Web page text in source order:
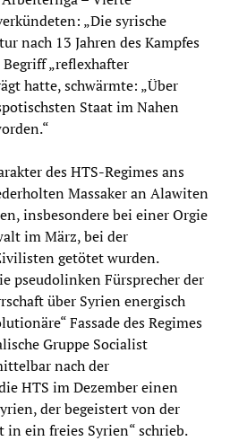
„Die syrische
nach 13 Jahren des Kampfes
Begriff „reflexhafter
hatte, schwärmte: „Über
Staat im Nahen
des HTS-Regimes ans
Massaker an Alawiten
insbesondere bei einer Orgie
im März, bei der
getötet wurden.
pseudolinken Fürsprecher der
über Syrien energisch
Fassade des Regimes
Gruppe Socialist
nach der
HTS im Dezember einen
der begeistert von der
ein freies Syrien“ schrieb.